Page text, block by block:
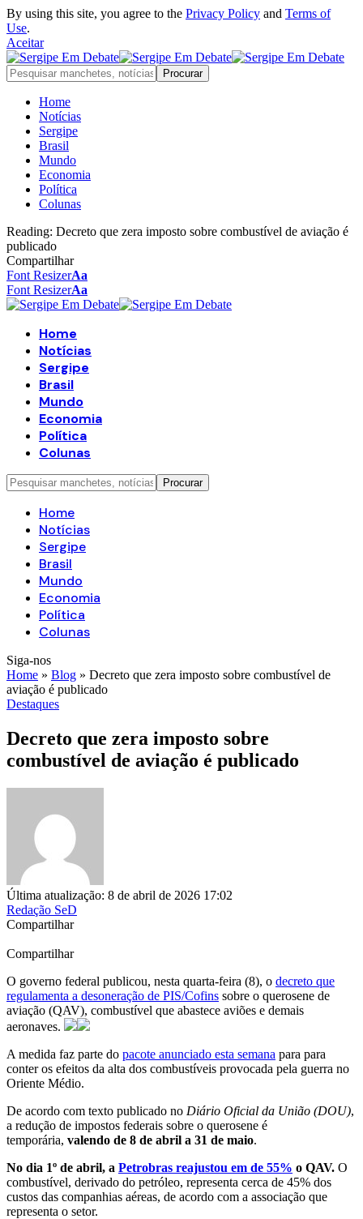
By using this site, you agree to the Privacy Policy and Terms of
Use.
Aceitar
Home
Notícias
Sergipe
Brasil
Mundo
Economia
Política
Colunas
Reading: Decreto que zera imposto sobre combustível de aviação é
publicado
Compartilhar
Font ResizerAa
Font ResizerAa
Home
Notícias
Sergipe
Brasil
Mundo
Economia
Política
Colunas
Home
Notícias
Sergipe
Brasil
Mundo
Economia
Política
Colunas
Siga-nos
Home » Blog » Decreto que zera imposto sobre combustível de
aviação é publicado
Destaques
Decreto que zera imposto sobre
combustível de aviação é publicado
Última atualização: 8 de abril de 2026 17:02
Redação SeD
Compartilhar
Compartilhar
O governo federal publicou, nesta quarta-feira (8), o decreto que
regulamenta a desoneração de PIS/Cofins sobre o querosene de
aviação (QAV), combustível que abastece aviões e demais
aeronaves.
A medida faz parte do pacote anunciado esta semana para para
conter os efeitos da alta dos combustíveis provocada pela guerra no
Oriente Médio.
De acordo com texto publicado no Diário Oficial da União (DOU),
a redução de impostos federais sobre o querosene é
temporária, valendo de 8 de abril a 31 de maio.
No dia 1º de abril, a Petrobras reajustou em de 55% o QAV. O
combustível, derivado do petróleo, representa cerca de 45% dos
custos das companhias aéreas, de acordo com a associação que
representa o setor.